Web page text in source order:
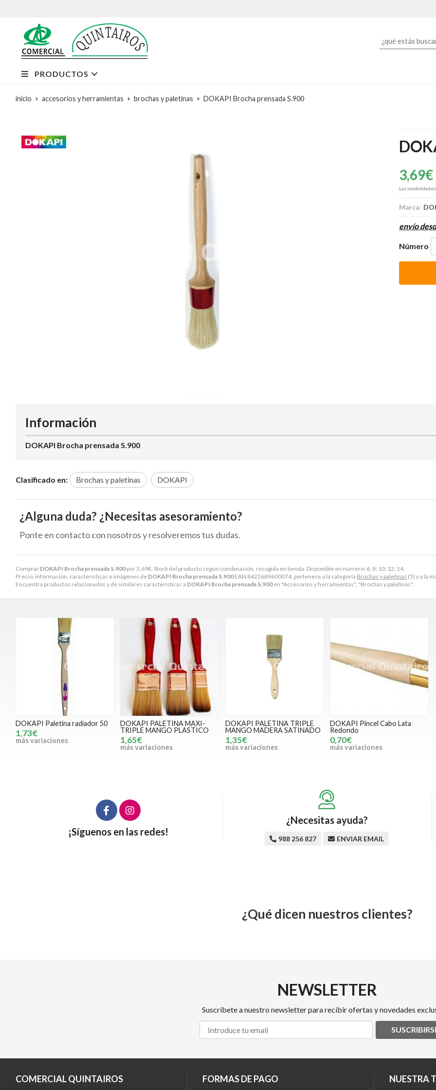
PRODUCTOS
inicio accesorios y herramientas brochas y paletinas DOKAPI Brocha prensada S.900
3,69€
Las
Marca:
envío
Número
Comprar DOKAPI Brocha prensada S.900por3,69€ . Stock del producto según combinación, recogida en tienda. Disponible en número: 6; 8; 10; 12; 14.
Precio, información, características e imágenes de DOKAPI Brocha prensada S.900EAN 8422689600074, pertenece a la categoría Brochas y paletinas (5) y a la
Encuentra productos relacionados y de similares características a DOKAPI Brocha prensada S.900en "Accesorios y herramientas", "Brochas y paletinas".
Información
DOKAPI Brocha prensada S.900
Clasificado en: Brochas y paletinas DOKAPI
¿Alguna duda? ¿Necesitas asesoramiento?
Ponte en contacto con nosotros y resolveremos tus dudas.
DOKAPI Paletina radiador 50
1,73€
más variaciones
DOKAPI PALETINA MAXI-
TRIPLE MANGO PLASTICO
1,65€
más variaciones
DOKAPI PALETINA TRIPLE
MANGO MADERA SATINADO
1,35€
más variaciones
DOKAPI Pincel Cabo Lata
Redondo
0,70€
más variaciones
¡Síguenos en las redes!
¿Necesitas ayuda?
988 256 827 ENVIAR EMAIL
¿Qué dicen nuestros clientes?
NEWSLETTER
Suscríbete a nuestro newsletter para recibir ofertas y novedades
COMERCIAL QUINTAIROS FORMAS DE PAGO NUESTRA